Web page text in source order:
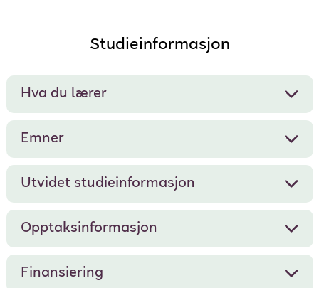
Studieinformasjon
Hva du lærer
Emner
Utvidet studieinformasjon
Opptaksinformasjon
Finansiering